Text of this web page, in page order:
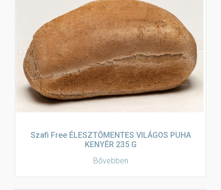
Szafi Free ÉLESZTŐMENTES VILÁGOS PUHA
KENYÉR 235 G
Bővebben